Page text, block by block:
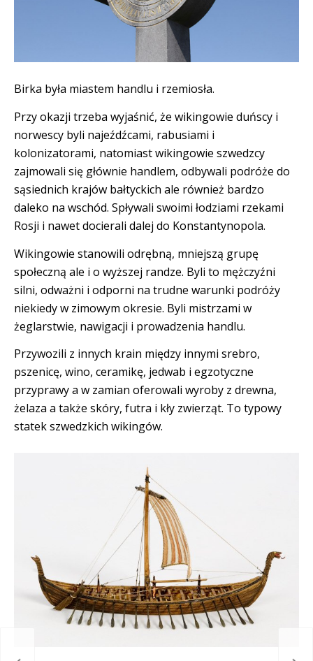
Birka była miastem handlu i rzemiosła.
Przy okazji trzeba wyjaśnić, że wikingowie duńscy i
norwescy byli najeźdźcami, rabusiami i
kolonizatorami, natomiast wikingowie szwedzcy
zajmowali się głównie handlem, odbywali podróże do
sąsiednich krajów bałtyckich ale również bardzo
daleko na wschód. Spływali swoimi łodziami rzekami
Rosji i nawet docierali dalej do Konstantynopola.
Wikingowie stanowili odrębną, mniejszą grupę
społeczną ale i o wyższej randze. Byli to mężczyźni
silni, odważni i odporni na trudne warunki podróży
niekiedy w zimowym okresie. Byli mistrzami w
żeglarstwie, nawigacji i prowadzenia handlu.
Przywozili z innych krain między innymi srebro,
pszenicę, wino, ceramikę, jedwab i egzotyczne
przyprawy a w zamian oferowali wyroby z drewna,
żelaza a także skóry, futra i kły zwierząt. To typowy
statek szwedzkich wikingów.